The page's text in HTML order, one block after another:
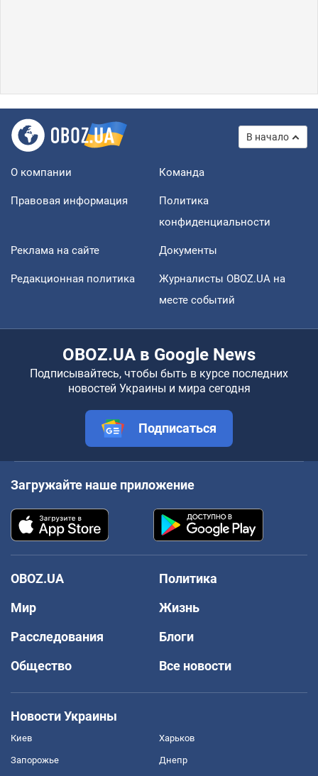
В начало
О компании Команда
Правовая информация
Политика
конфиденциальности
Реклама на сайте Документы
Редакционная политика
Журналисты OBOZ.UA на
месте событий
OBOZ.UA в Google News
Подписывайтесь, чтобы быть в курсе последних
новостей Украины и мира сегодня
Подписаться
Загружайте наше приложение
OBOZ.UA
Политика
Мир
Жизнь
Расследования
Блоги
Общество
Все новости
Новости Украины
Киев Харьков
Запорожье Днепр